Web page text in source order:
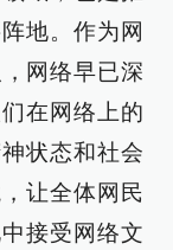
地。作为网
网络早已深
在网络上的
状态和社会
让全体网民
接受网络文